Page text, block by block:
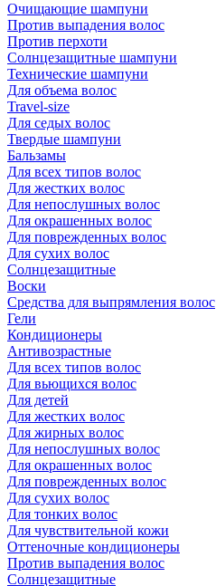
Очищающие шампуни
Против выпадения волос
Против перхоти
Солнцезащитные шампуни
Технические шампуни
Для объема волос
Travel-size
Для седых волос
Твердые шампуни
Бальзамы
Для всех типов волос
Для жестких волос
Для непослушных волос
Для окрашенных волос
Для поврежденных волос
Для сухих волос
Солнцезащитные
Воски
Средства для выпрямления волос
Гели
Кондиционеры
Антивозрастные
Для всех типов волос
Для вьющихся волос
Для детей
Для жестких волос
Для жирных волос
Для непослушных волос
Для окрашенных волос
Для поврежденных волос
Для сухих волос
Для тонких волос
Для чувствительной кожи
Оттеночные кондиционеры
Против выпадения волос
Солнцезащитные